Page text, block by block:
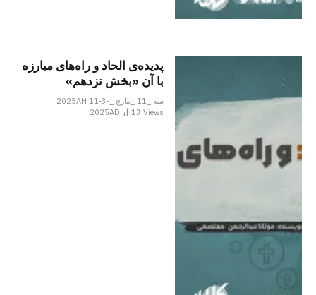
پدیده‌ی الحاد و راه‌های مبارزه
با آن «بخش نزدهم»
سه _11 _مارچ _2025AH 11-3-
2025AD
13Views